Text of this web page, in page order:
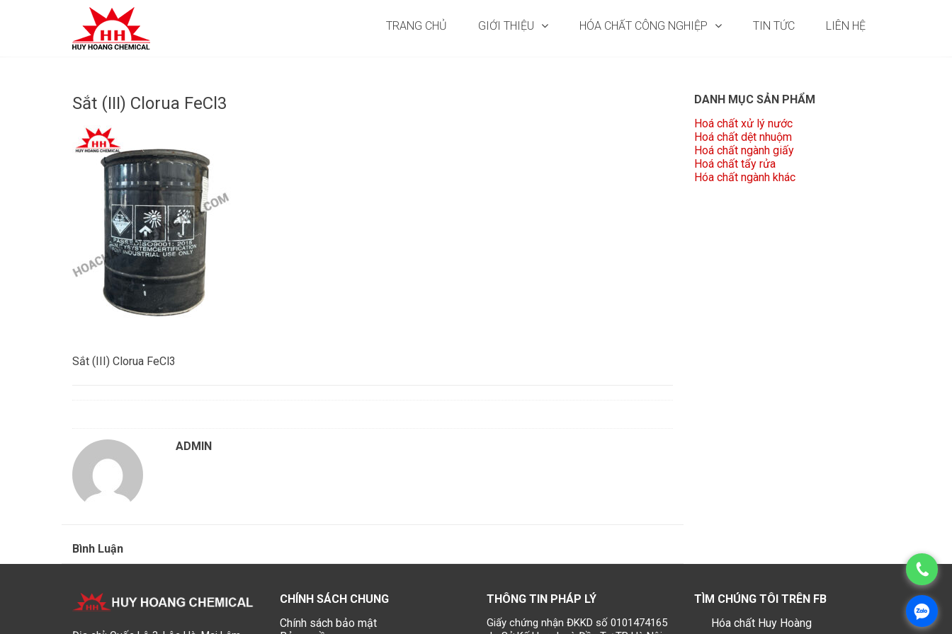
TRANG CHỦ GIỚI THIỆU HÓA CHẤT CÔNG NGHIỆP TIN TỨC LIÊN HỆ
Sắt (III) Clorua FeCl3
Sắt (III) Clorua FeCl3
ADMIN
Bình Luận
DANH MỤC SẢN PHẨM
Hoá chất xử lý nước
Hoá chất dệt nhuộm
Hoá chất ngành giấy
Hoá chất tẩy rửa
Hóa chất ngành khác
CHÍNH SÁCH CHUNG
Chính sách bảo mật
THÔNG TIN PHÁP LÝ
Giấy chứng nhận ĐKKD số 0101474165
TÌM CHÚNG TÔI TRÊN FB
Hóa chất Huy Hoàng